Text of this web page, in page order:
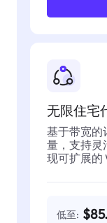
无限住宅
基于带宽的
量，支持灵
现可扩展的
低至: